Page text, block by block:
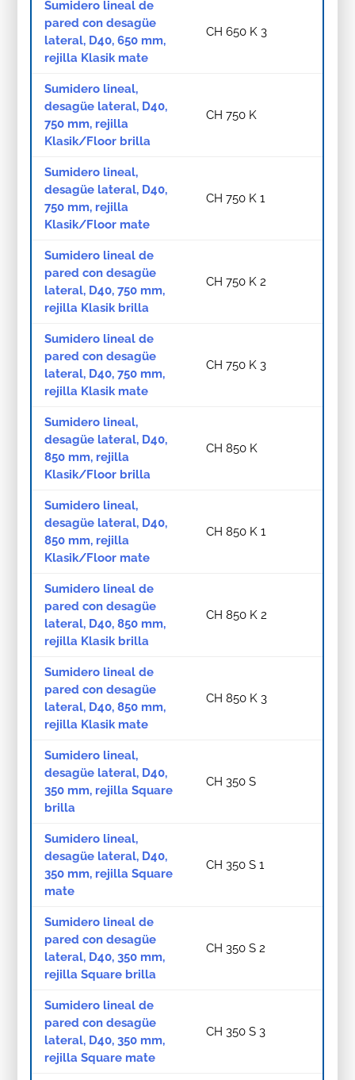
Sumidero lineal de
pared con desagüe
lateral, D40, 650 mm,
rejilla Klasik mate
CH 650 K 3
Sumidero lineal,
desagüe lateral, D40,
750 mm, rejilla
Klasik/Floor brilla
CH 750 K
Sumidero lineal,
desagüe lateral, D40,
750 mm, rejilla
Klasik/Floor mate
CH 750 K 1
Sumidero lineal de
pared con desagüe
lateral, D40, 750 mm,
rejilla Klasik brilla
CH 750 K 2
Sumidero lineal de
pared con desagüe
lateral, D40, 750 mm,
rejilla Klasik mate
CH 750 K 3
Sumidero lineal,
desagüe lateral, D40,
850 mm, rejilla
Klasik/Floor brilla
CH 850 K
Sumidero lineal,
desagüe lateral, D40,
850 mm, rejilla
Klasik/Floor mate
CH 850 K 1
Sumidero lineal de
pared con desagüe
lateral, D40, 850 mm,
rejilla Klasik brilla
CH 850 K 2
Sumidero lineal de
pared con desagüe
lateral, D40, 850 mm,
rejilla Klasik mate
CH 850 K 3
Sumidero lineal,
desagüe lateral, D40,
350 mm, rejilla Square
brilla
CH 350 S
Sumidero lineal,
desagüe lateral, D40,
350 mm, rejilla Square
mate
CH 350 S 1
Sumidero lineal de
pared con desagüe
lateral, D40, 350 mm,
rejilla Square brilla
CH 350 S 2
Sumidero lineal de
pared con desagüe
lateral, D40, 350 mm,
rejilla Square mate
CH 350 S 3